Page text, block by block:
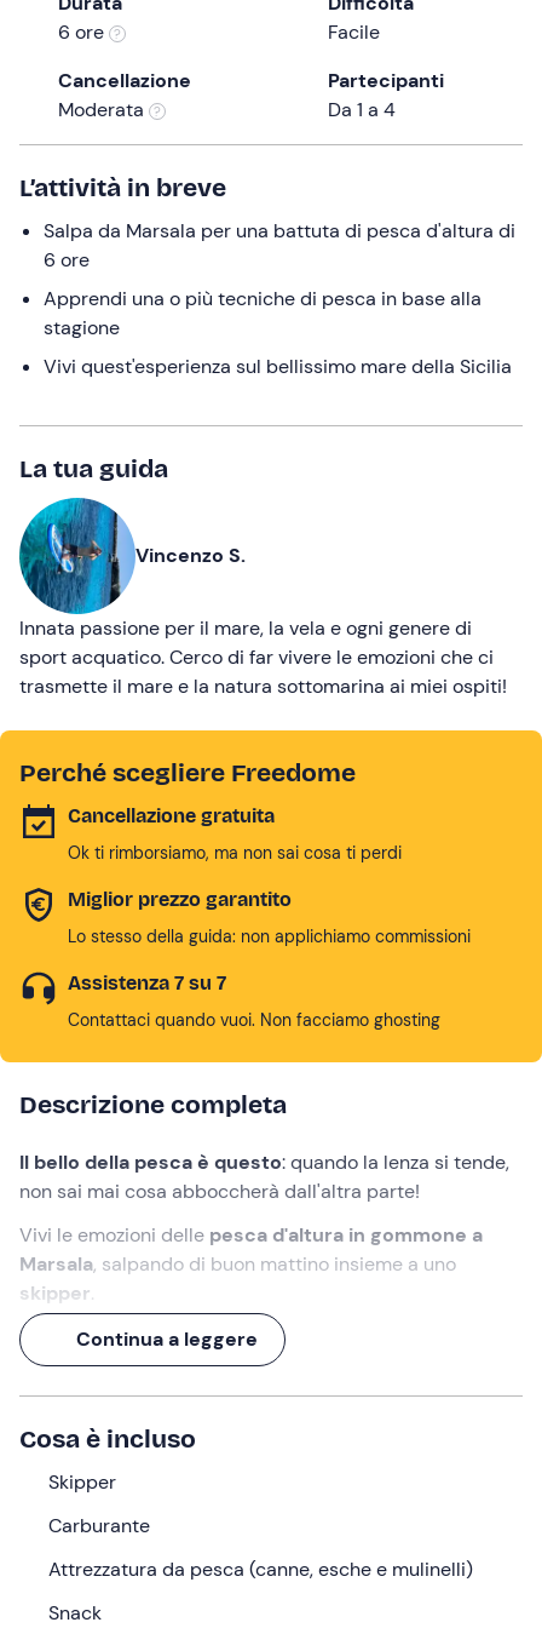
mark
to
get
the
keyboard
shortcuts
changing
6 ore
Facile
Cancellazione
Moderata
Partecipanti
Da 1 a 4
L’attività in breve
Salpa da Marsala per una battuta di pesca d'altura di
6 ore
Apprendi una o più tecniche di pesca in base alla
stagione
Vivi quest'esperienza sul bellissimo mare della Sicilia
La tua guida
Vincenzo S.
Innata passione per il mare, la vela e ogni genere di
sport acquatico. Cerco di far vivere le emozioni che ci
trasmette il mare e la natura sottomarina ai miei ospiti!
Perché scegliere Freedome
Cancellazione gratuita
Ok ti rimborsiamo, ma non sai cosa ti perdi
Miglior prezzo garantito
Lo stesso della guida: non applichiamo commissioni
Assistenza 7 su 7
Contattaci quando vuoi. Non facciamo ghosting
Descrizione completa
Il bello della pesca è questo: quando la lenza si tende,
non sai mai cosa abboccherà dall'altra parte!
Vivi le emozioni delle pesca d'altura in gommone a
Marsala, salpando di buon mattino insieme a uno
skipper.
Apprendi diversetecniche di pesca
ti aspettano all'amo e trascorri una
avventurosa sul mare della Sicilia!
Cosa faremo
Ci incontreremo con
ritrovo a
gommone da pesca.
Salperemo verso le
Continua a leggere
Cosa è incluso
Skipper
Carburante
Attrezzatura da pesca (canne, esche e mulinelli)
Snack